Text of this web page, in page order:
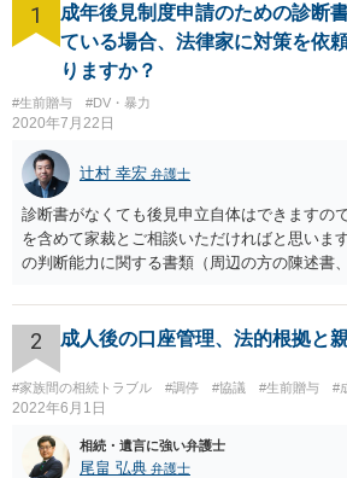
1
成年後見制度申請のための診断
ている場合、法律家に対策を依
りますか？
#生前贈与 #DV・暴力
2020年7月22日
辻村 幸宏 弁護士
診断書がなくても後見申立自体はできますの
を含めて家裁とご相談いただければと思いま
の判断能力に関する書類（周辺の方の陳述書
をしていただければそこから先は進むのでは
た、Aさんの意向を酌みすぎるあまりに後見
いる施設の問題もありますので、当該地域の
ご相談されるのもひとつの方法です。
2 成人後の口座管理、法的根拠と
#家族間の相続トラブル #調停 #協議 #生前贈与 #
2022年6月1日
相続・遺言に強い弁護士
尾畠 弘典 弁護士